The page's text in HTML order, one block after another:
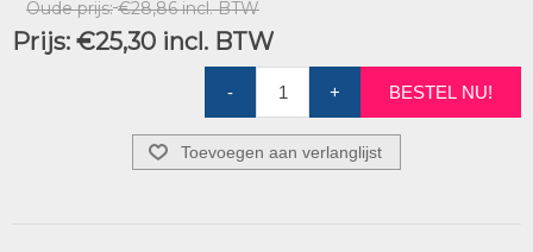
Oude prijs: €28,86 incl. BTW
Prijs: €25,30 incl. BTW
- + BESTEL NU!
Toevoegen aan verlanglijst